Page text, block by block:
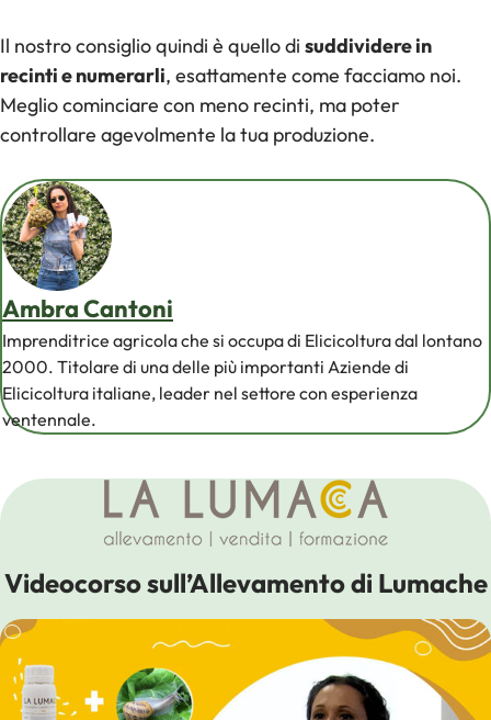
Il nostro consiglio quindi è quello di suddividere in
recinti e numerarli, esattamente come facciamo noi.
Meglio cominciare con meno recinti, ma poter
controllare agevolmente la tua produzione.
Ambra Cantoni
Imprenditrice agricola che si occupa di Elicicoltura dal lontano
2000. Titolare di una delle più importanti Aziende di
Elicicoltura italiane, leader nel settore con esperienza
ventennale.
Videocorso sull’Allevamento di Lumache